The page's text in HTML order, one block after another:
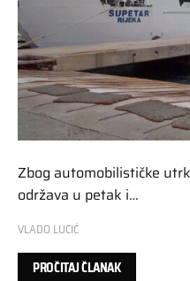
Zbog automobilističke
održava u petak i…
VLADO LUCIĆ
PROČITAJ ČLANAK